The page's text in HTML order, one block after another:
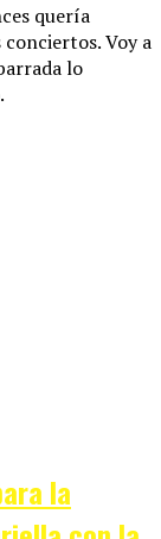
quería
Voy a
lo
la